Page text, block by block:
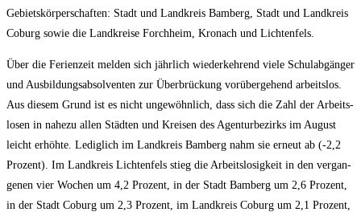
Gebiets­kör­per­schaf­ten: Stadt und Land­kreis Bam­berg, Stadt und Land­kreis
Coburg sowie die Land­krei­se Forch­heim, Kro­nach und Lichtenfels.
Über die Feri­en­zeit mel­den sich jähr­lich wie­der­keh­rend vie­le Schul­ab­gän­ger
und Aus­bil­dungs­ab­sol­ven­ten zur Über­brü­ckung vor­über­ge­hend arbeits­los.
Aus die­sem Grund ist es nicht unge­wöhn­lich, dass sich die Zahl der Arbeits­
lo­sen in nahe­zu allen Städ­ten und Krei­sen des Agen­tur­be­zirks im August
leicht erhöh­te. Ledig­lich im Land­kreis Bam­berg nahm sie erneut ab (-2,2
Pro­zent). Im Land­kreis Lich­ten­fels stieg die Arbeits­lo­sig­keit in den ver­gan­
ge­nen vier Wochen um 4,2 Pro­zent, in der Stadt Bam­berg um 2,6 Pro­zent,
in der Stadt Coburg um 2,3 Pro­zent, im Land­kreis Coburg um 2,1 Pro­zent,